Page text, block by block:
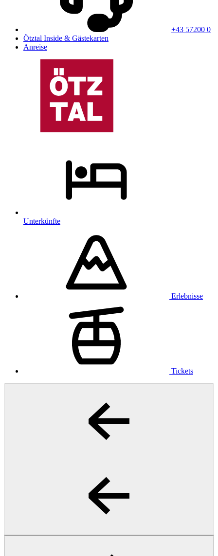
+43 57200 0
Ötztal Inside & Gästekarten
Anreise
Unterkünfte
Erlebnisse
Tickets